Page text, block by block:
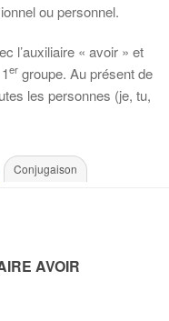
ou personnel.
l’auxiliaire « avoir » et
er groupe. Au présent de
les personnes (je, tu,
Conjugaison
AVOIR